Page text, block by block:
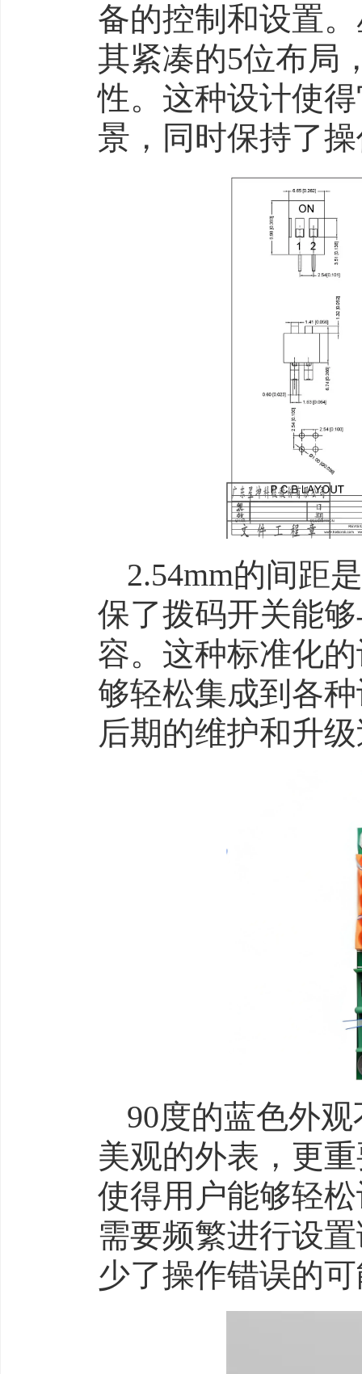
备的控制和设置
其紧凑的5位布局
性。这种设计使
景，同时保持了
2.54mm的间距
保了拨码开关能
容。这种标准化
够轻松集成到各
后期的维护和升
90度的蓝色外
美观的外表，更
使得用户能够轻
需要频繁进行设
少了操作错误的